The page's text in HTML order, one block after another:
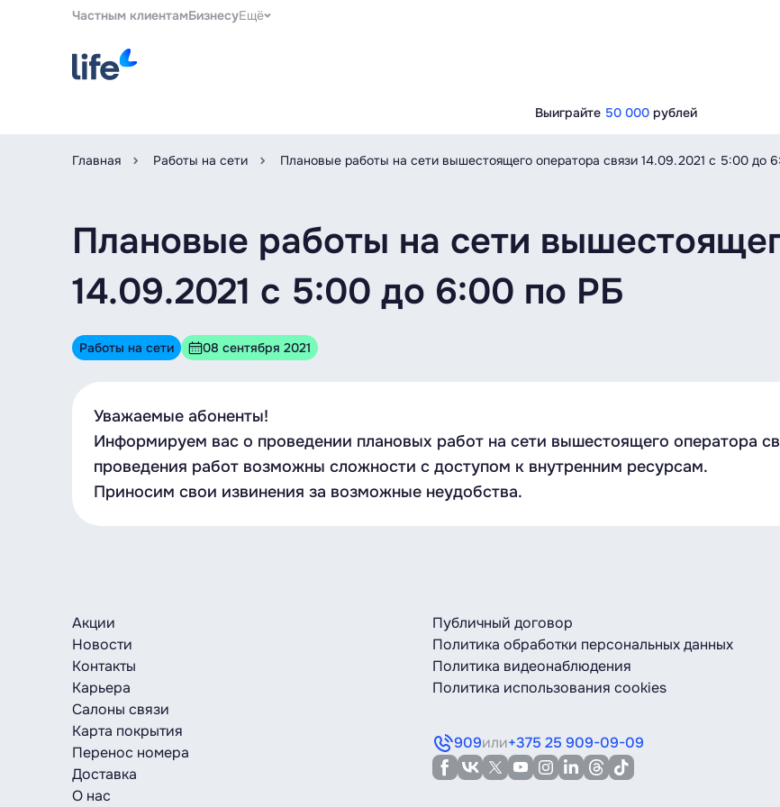
Частным клиентамБизнесуЕщё
Выиграйте 50 000 рублей
Главная Работы на сети Плановые работы на сети вышестоящего оператора связи 14.09.2021 c 5:00 до
Плановые работы на сети
14.09.2021 c 5:00 до 6:00 по РБ
Работы на сети 08 сентября 2021
Уважаемые абоненты!
Информируем вас о проведении плановых работ на сети вышестоящего оператора
проведения работ возможны сложности с доступом к внутренним ресурсам.
Приносим свои извинения за возможные неудобства.
Акции
Новости
Контакты
Карьера
Салоны связи
Карта покрытия
Перенос номера
Доставка
О нас
Публичный договор
Политика обработки персональных данных
Политика видеонаблюдения
Политика использования cookies
909или+375 25 909-09-09